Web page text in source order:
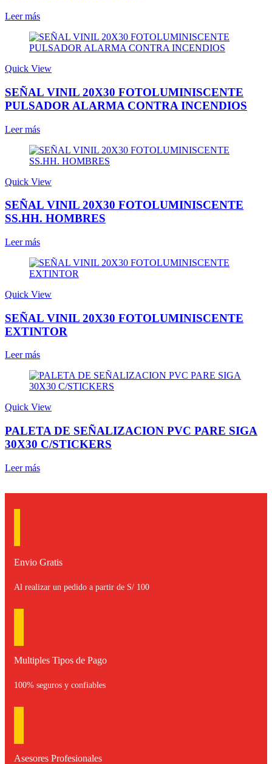
Leer más
Quick View
SEÑAL VINIL 20X30 FOTOLUMINISCENTE
PULSADOR ALARMA CONTRA INCENDIOS
Leer más
Quick View
SEÑAL VINIL 20X30 FOTOLUMINISCENTE
SS.HH. HOMBRES
Leer más
Quick View
SEÑAL VINIL 20X30 FOTOLUMINISCENTE
EXTINTOR
Leer más
Quick View
PALETA DE SEÑALIZACION PVC PARE SIGA
30X30 C/STICKERS
Leer más
Envio Gratis
Al realizar un pedido a partir de S/ 100
Multiples Tipos de Pago
100% seguros y confiables
Asesores Profesionales